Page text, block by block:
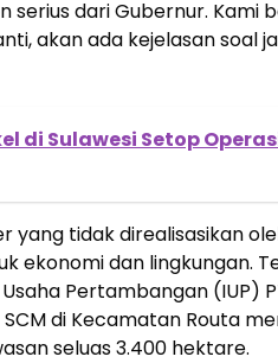
serius dari Gubernur. Kami
akan ada kejelasan soal
di Sulawesi Setop
tidak direalisasikan
ekonomi dan lingkungan.
Pertambangan (IUP)
di Kecamatan Routa
seluas 3.400 hektare.